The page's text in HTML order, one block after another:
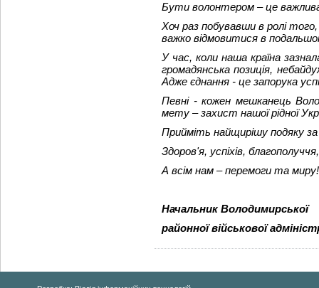
Бути волонтером – це важлива
Хоч раз побувавши в ролі
важко відмовитися в
У час, коли наша країна
громадянська позиція,
Адже єднання - це запорука
Певні - кожен мешканець
мету – захист нашої
Прийміть найщирішу подяку
Здоров'я, успіхів,
А всім нам – перемоги та миру!
Начальник Володимирської
районної військової